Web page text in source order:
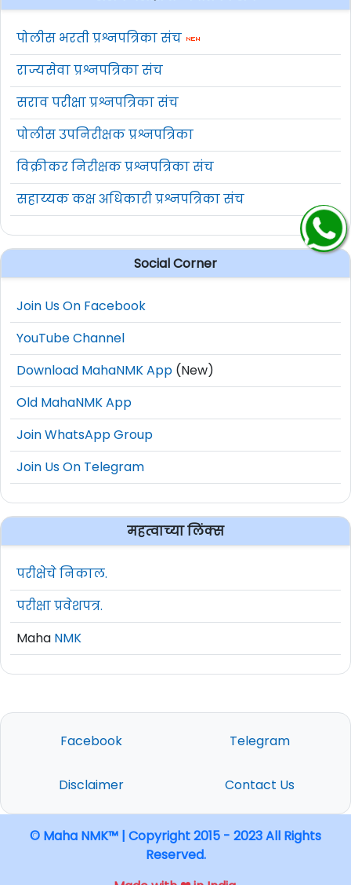
पोलीस भरती प्रश्नपत्रिका संच
राज्यसेवा प्रश्नपत्रिका संच
सराव परीक्षा प्रश्नपत्रिका संच
पोलीस उपनिरीक्षक प्रश्नपत्रिका
विक्रीकर निरीक्षक प्रश्नपत्रिका संच
सहाय्यक कक्ष अधिकारी प्रश्नपत्रिका संच
Social Corner
Join Us On Facebook
YouTube Channel
Download MahaNMK App (New)
Old MahaNMK App
Join WhatsApp Group
Join Us On Telegram
महत्वाच्या लिंक्स
परीक्षेचे निकाल.
परीक्षा प्रवेशपत्र.
Maha NMK
Facebook Telegram
Disclaimer Contact Us
© Maha NMK™ | Copyright 2015 - 2023 All Rights
Reserved.